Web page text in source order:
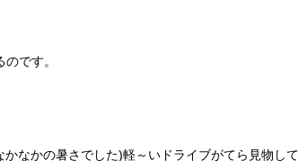
です。
なかの暑さでした)軽～いドライブがてら見物して